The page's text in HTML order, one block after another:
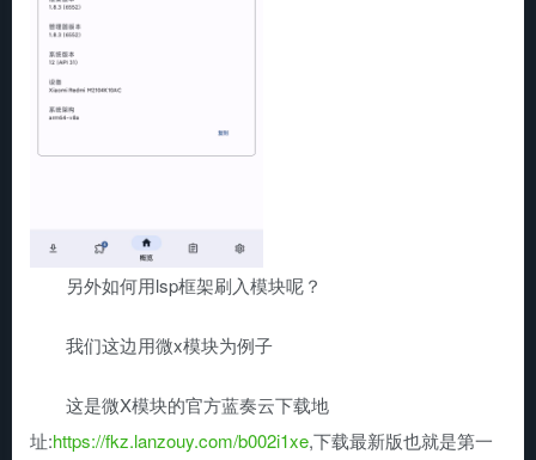
另外如何用lsp框架刷入模块呢？
我们这边用微x模块为例子
这是微X模块的官方蓝奏云下载地
址:https://fkz.lanzouy.com/b002i1xe,下载最新版也就是第一